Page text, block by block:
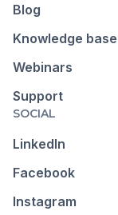
Blog
Knowledge base
Webinars
Support
SOCIAL
LinkedIn
Facebook
Instagram